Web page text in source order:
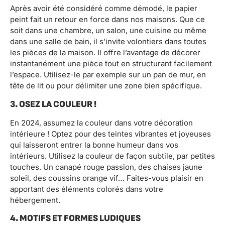
Après avoir été considéré comme démodé, le papier
peint fait un retour en force dans nos maisons. Que ce
soit dans une chambre, un salon, une cuisine ou même
dans une salle de bain, il s’invite volontiers dans toutes
les pièces de la maison. Il offre l’avantage de décorer
instantanément une pièce tout en structurant facilement
l’espace. Utilisez-le par exemple sur un pan de mur, en
tête de lit ou pour délimiter une zone bien spécifique.
3. OSEZ LA COULEUR !
En 2024, assumez la couleur dans votre décoration
intérieure ! Optez pour des teintes vibrantes et joyeuses
qui laisseront entrer la bonne humeur dans vos
intérieurs. Utilisez la couleur de façon subtile, par petites
touches. Un canapé rouge passion, des chaises jaune
soleil, des coussins orange vif… Faites-vous plaisir en
apportant des éléments colorés dans votre
hébergement.
4. MOTIFS ET FORMES LUDIQUES